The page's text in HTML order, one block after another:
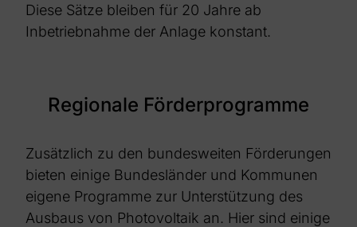
Diese Sätze bleiben für 20 Jahre ab
Inbetriebnahme der Anlage konstant.
Regionale Förderprogramme
Zusätzlich zu den bundesweiten Förderungen
bieten einige Bundesländer und Kommunen
eigene Programme zur Unterstützung des
Ausbaus von Photovoltaik an. Hier sind einige